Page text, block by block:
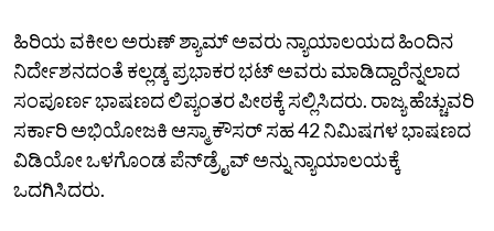
ಹಿರಿಯ ವಕೀಲ ಅರುಣ್‌ ಶ್ಯಾಮ್ ಅವರು ನ್ಯಾಯಾಲಯದ ಹಿಂದಿನ
ನಿರ್ದೇಶನದಂತೆ ಕಲ್ಲಡ್ಕ ಪ್ರಭಾಕರ ಭಟ್ ಅವರು ಮಾಡಿದ್ದಾರೆನ್ನಲಾದ
ಸಂಪೂರ್ಣ ಭಾಷಣದ ಲಿಪ್ಯಂತರ ಪೀಠಕ್ಕೆ ಸಲ್ಲಿಸಿದರು. ರಾಜ್ಯ ಹೆಚ್ಚುವರಿ
ಸರ್ಕಾರಿ ಅಭಿಯೋಜಕಿ ಆಸ್ಮಾ ಕೌಸರ್ ಸಹ 42 ನಿಮಿಷಗಳ ಭಾಷಣದ
ವಿಡಿಯೋ ಒಳಗೊಂಡ ಪೆನ್‌ಡ್ರೈವ್ ಅನ್ನು ನ್ಯಾಯಾಲಯಕ್ಕೆ
ಒದಗಿಸಿದರು.